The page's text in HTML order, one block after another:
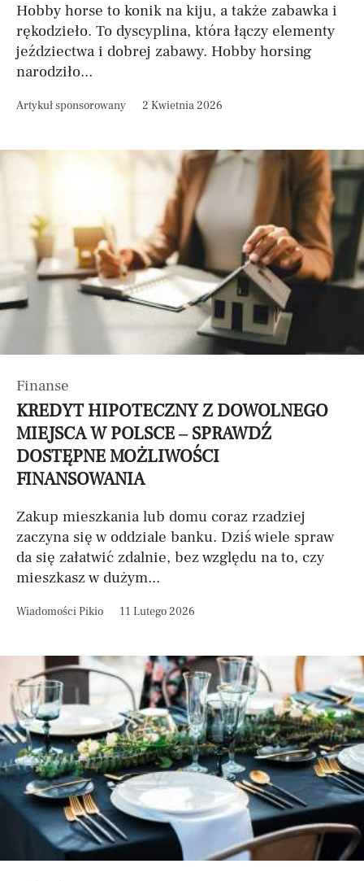
Hobby horse to konik na kiju, a także zabawka i
rękodzieło. To dyscyplina, która łączy elementy
jeździectwa i dobrej zabawy. Hobby horsing
narodziło...
Artykuł sponsorowany 2 Kwietnia 2026
Finanse
KREDYT HIPOTECZNY Z DOWOLNEGO
MIEJSCA W POLSCE – SPRAWDŹ
DOSTĘPNE MOŻLIWOŚCI
FINANSOWANIA
Zakup mieszkania lub domu coraz rzadziej
zaczyna się w oddziale banku. Dziś wiele spraw
da się załatwić zdalnie, bez względu na to, czy
mieszkasz w dużym...
Wiadomości Pikio 11 Lutego 2026